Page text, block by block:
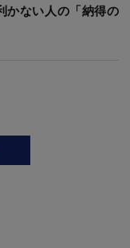
ない人の「納得の